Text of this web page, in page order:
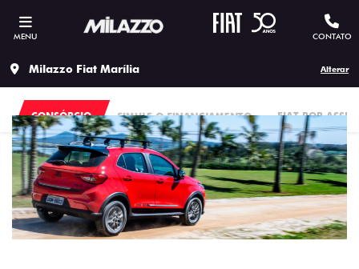
MENU CONTATO
Milazzo Fiat Marília Alterar
SIMULE O FINANCIAMENTO FIAT POR
CONSÓRCIO